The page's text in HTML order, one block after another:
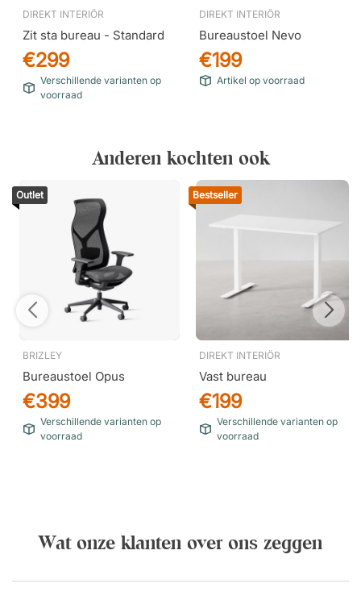
DIREKT INTERIÖR
Zit sta bureau - Standard
€299
Verschillende varianten op
voorraad
DIREKT INTERIÖR
Bureaustoel Nevo
€199
Artikel op voorraad
Anderen kochten ook
Outlet
BRIZLEY
Bureaustoel Opus
€399
Verschillende varianten op
voorraad
Bestseller
DIREKT INTERIÖR
Vast bureau
€199
Verschillende varianten op
voorraad
Wat onze klanten over ons zeggen